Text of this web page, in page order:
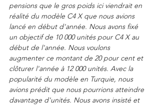
pensions que le gros poids ici viendrait en
réalité du modèle C4 X que nous avions
lancé en début d'année. Nous avons fixé
un objectif de 10 000 unités pour C4 X au
début de l'année. Nous voulons
augmenter ce montant de 20 pour cent et
clôturer l'année à 12 000 unités. Avec la
popularité du modèle en Turquie, nous
avions prédit que nous pourrions atteindre
davantage d'unités. Nous avons insisté et